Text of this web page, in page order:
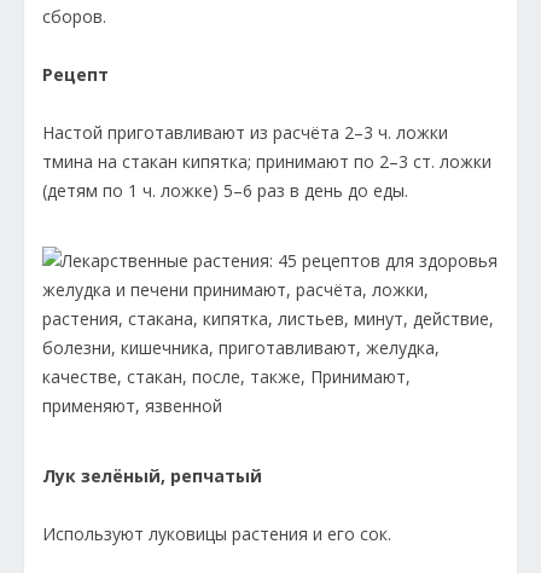
сборов.
Рецепт
Настой приготавливают из расчёта 2–3 ч. ложки
тмина на стакан кипятка; принимают по 2–3 ст. ложки
(детям по 1 ч. ложке) 5–6 раз в день до еды.
Лук зелёный, репчатый
Используют луковицы растения и его сок.